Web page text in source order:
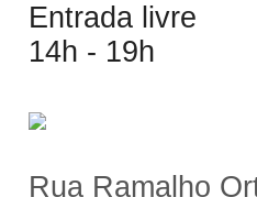
Entrada livre
14h - 19h
Rua Ramalho